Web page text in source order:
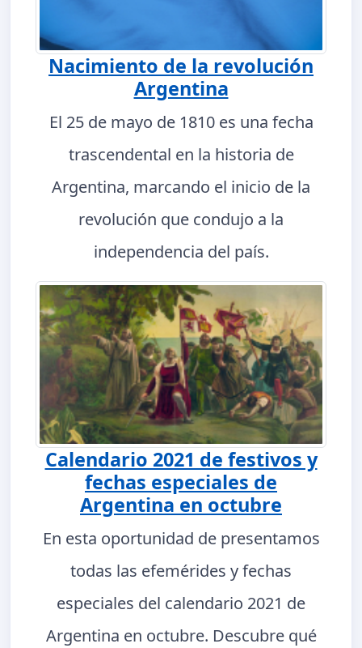
Nacimiento de la revolución
Argentina
El 25 de mayo de 1810 es una fecha
trascendental en la historia de
Argentina, marcando el inicio de la
revolución que condujo a la
independencia del país.
Calendario 2021 de festivos y
fechas especiales de
Argentina en octubre
En esta oportunidad de presentamos
todas las efemérides y fechas
especiales del calendario 2021 de
Argentina en octubre. Descubre qué